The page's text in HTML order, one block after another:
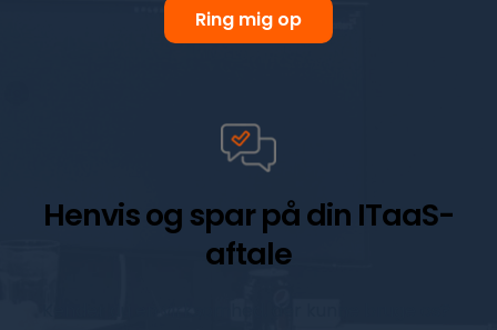
Ring mig op
Henvis og spar på din ITaaS-
aftale